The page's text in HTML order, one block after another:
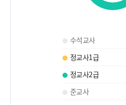
수석교사
정교사1급
정교사2급
준교사